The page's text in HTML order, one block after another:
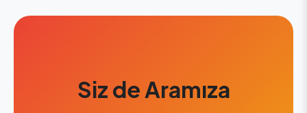
Siz de Aramıza